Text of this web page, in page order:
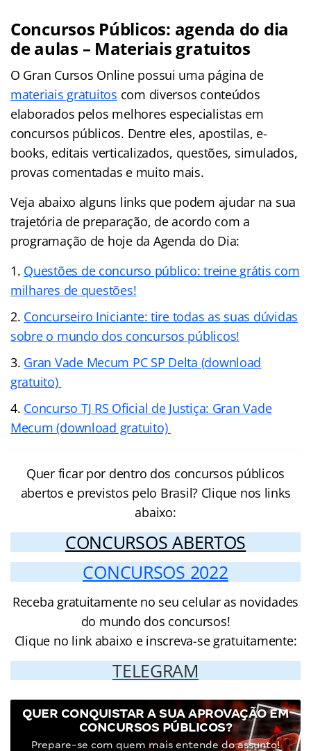
Concursos Públicos: agenda do dia
de aulas – Materiais gratuitos
O Gran Cursos Online possui uma página de
materiais gratuitos com diversos conteúdos
elaborados pelos melhores especialistas em
concursos públicos. Dentre eles, apostilas, e-
books, editais verticalizados, questões, simulados,
provas comentadas e muito mais.
Veja abaixo alguns links que podem ajudar na sua
trajetória de preparação, de acordo com a
programação de hoje da Agenda do Dia:
Questões de concurso público: treine grátis com
milhares de questões!
Concurseiro Iniciante: tire todas as suas dúvidas
sobre o mundo dos concursos públicos!
Gran Vade Mecum PC SP Delta (download
gratuito)
Concurso TJ RS Oficial de Justiça: Gran Vade
Mecum (download gratuito)
Quer ficar por dentro dos concursos públicos
abertos e previstos pelo Brasil? Clique nos links
abaixo:
CONCURSOS ABERTOS
CONCURSOS 2022
Receba gratuitamente no seu celular as novidades
do mundo dos concursos!
Clique no link abaixo e inscreva-se gratuitamente:
TELEGRAM
QUER CONQUISTAR A SUA APROVAÇÃO EM
CONCURSOS PÚBLICOS?
Prepare-se com quem mais entende do assunto!